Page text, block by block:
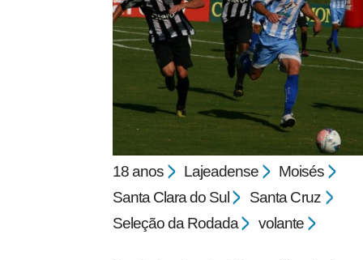
pecbol.com
18 anos Lajeadense
Moisés
Santa Clara do Sul
Santa Cruz
Seleção da Rodada
volante